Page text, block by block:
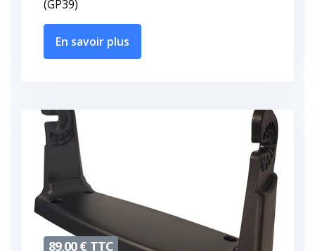
(GP39)
En savoir plus
89,00 € TTC